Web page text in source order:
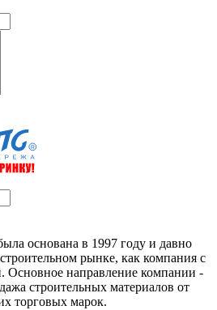
основана в 1997 году и давно
рынке, как компания с
Основное направление компании -
строительных материалов от
торговых марок.